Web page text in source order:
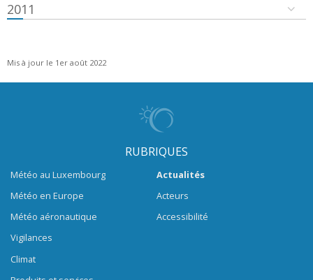
2011
Mis à jour le 1er août 2022
RUBRIQUES
Météo au Luxembourg
Météo en Europe
Météo aéronautique
Vigilances
Climat
Actualités
Acteurs
Accessibilité